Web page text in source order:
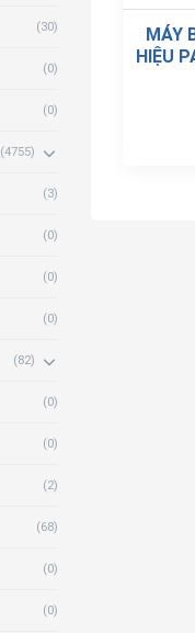
(30)
(0)
(0)
(4755)
(3)
(0)
(0)
(0)
(82)
(0)
(0)
(2)
(68)
(0)
(0)
MÁY
HIỆU